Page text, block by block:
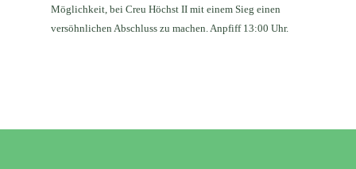
Möglichkeit, bei Creu Höchst II mit einem Sieg einen
versöhnlichen Abschluss zu machen. Anpfiff 13:00 Uhr.